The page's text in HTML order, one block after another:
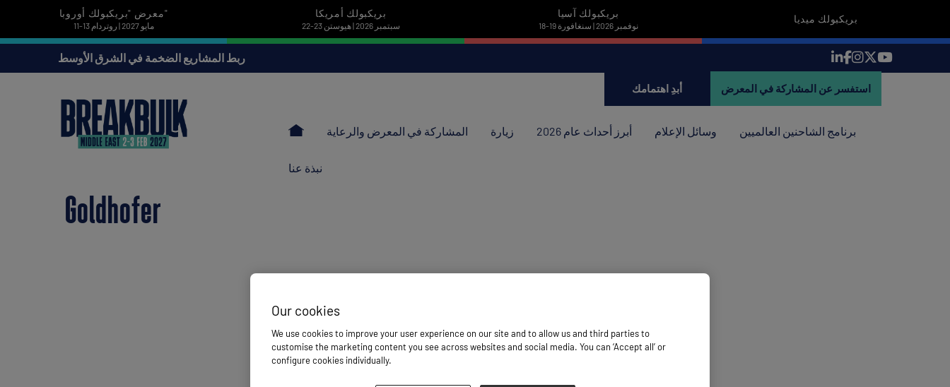
معرض "بريكبولك أوروبا"
11-13 مايو 2027 | روتردام
بريكبولك أمريكا
22-23 سبتمبر 2026 | هيوستن
بريكبولك آسيا
18-19 نوفمبر 2026 | سنغافورة
بريكبولك ميديا
ربط المشاريع الضخمة في الشرق الأوسط
أبدِ اهتمامك استفسر عن المشاركة في المعرض
المشاركة في المعرض والرعاية زيارة أبرز أحداث عام 2026 وسائل الإعلام برنامج الشاحنين العالميين
نبذة عنا
Goldhofer
Our cookies
We use cookies to improve your user experience on our site and to allow us and third parties to
customise the marketing content you see across websites and social media. You can ‘Accept all’ or
configure cookies individually.